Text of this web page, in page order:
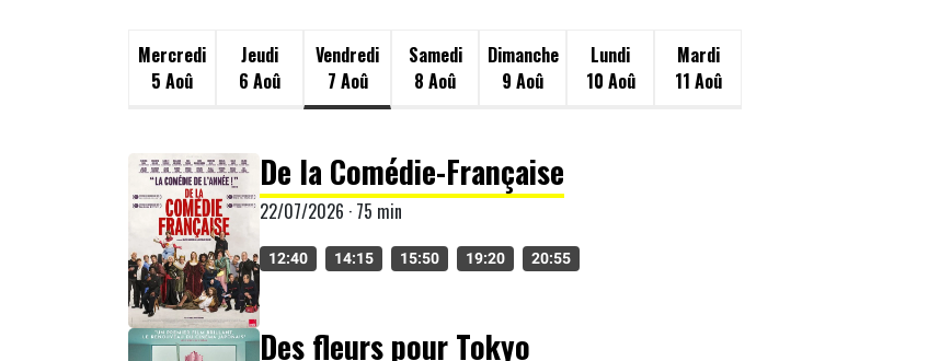
Mercredi
5 Aoû
Jeudi
6 Aoû
Vendredi
7 Aoû
Samedi
8 Aoû
Dimanche
9 Aoû
Lundi
10 Aoû
Mardi
11 Aoû
De la Comédie-Française
22/07/2026 · 75 min
12:40 14:15 15:50 19:20 20:55
Des fleurs pour Tokyo